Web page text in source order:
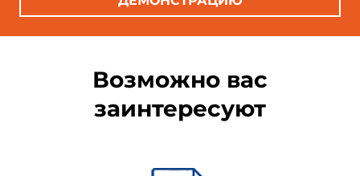
Возможно вас
заинтересуют